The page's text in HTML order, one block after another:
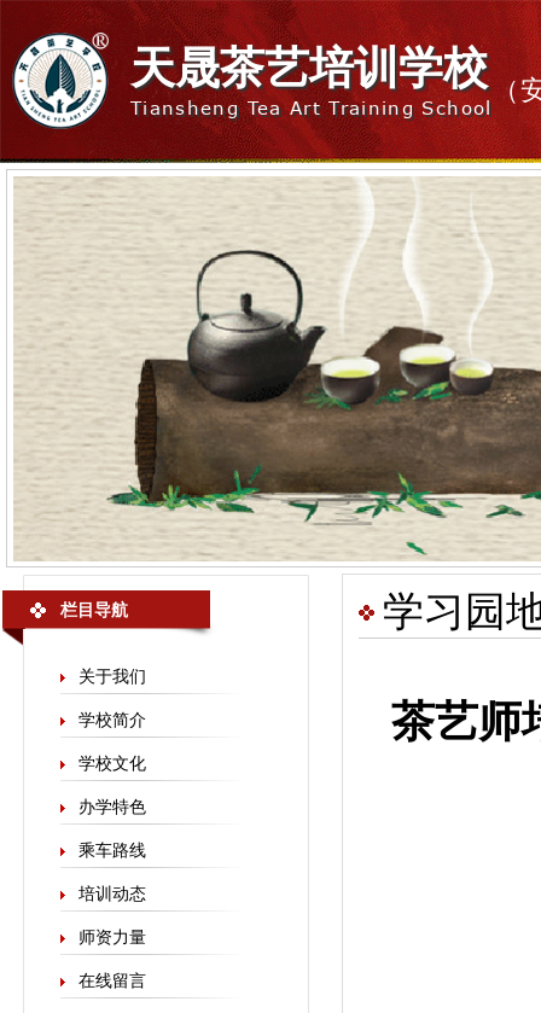
天晟茶艺培训学校
Tiansheng Tea Art Training School
（
栏目导航
关于我们
学校简介
学校文化
办学特色
乘车路线
培训动态
师资力量
在线留言
学习园
茶艺师